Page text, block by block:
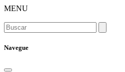
MENU
Navegue